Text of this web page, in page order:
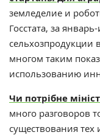
земледелие и
Госстата, за
сельхозпродукции
многом таким
использованию
Чи потрібне
много разговоров
существования